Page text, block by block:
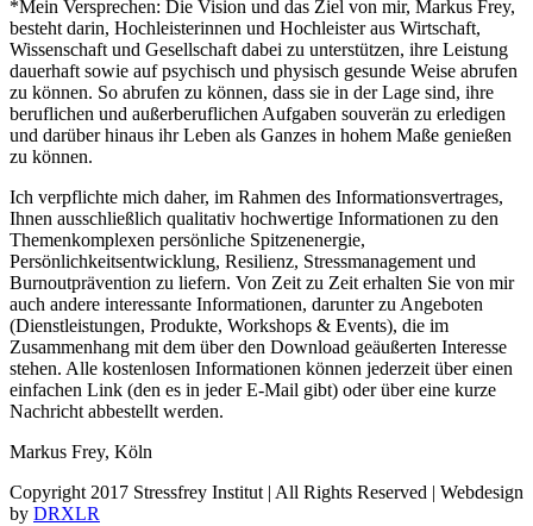
*Mein Versprechen: Die Vision und das Ziel von mir, Markus Frey,
besteht darin, Hochleisterinnen und Hochleister aus Wirtschaft,
Wissenschaft und Gesellschaft dabei zu unterstützen, ihre Leistung
dauerhaft sowie auf psychisch und physisch gesunde Weise abrufen
zu können. So abrufen zu können, dass sie in der Lage sind, ihre
beruflichen und außerberuflichen Aufgaben souverän zu erledigen
und darüber hinaus ihr Leben als Ganzes in hohem Maße genießen
zu können.
Ich verpflichte mich daher, im Rahmen des Informationsvertrages,
Ihnen ausschließlich qualitativ hochwertige Informationen zu den
Themenkomplexen persönliche Spitzenenergie,
Persönlichkeitsentwicklung, Resilienz, Stressmanagement und
Burnoutprävention zu liefern. Von Zeit zu Zeit erhalten Sie von mir
auch andere interessante Informationen, darunter zu Angeboten
(Dienstleistungen, Produkte, Workshops & Events), die im
Zusammenhang mit dem über den Download geäußerten Interesse
stehen. Alle kostenlosen Informationen können jederzeit über einen
einfachen Link (den es in jeder E-Mail gibt) oder über eine kurze
Nachricht abbestellt werden.
Markus Frey, Köln
Copyright 2017 Stressfrey Institut | All Rights Reserved | Webdesign
by DRXLR